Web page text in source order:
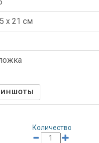
x 21 см
Количество